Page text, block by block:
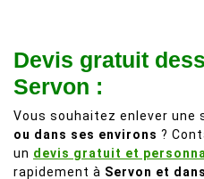
comme
Devis gratuit
Servon :
Vous souhaitez enlever une
ou dans ses environs ?
un devis gratuit et
rapidement à Servon et